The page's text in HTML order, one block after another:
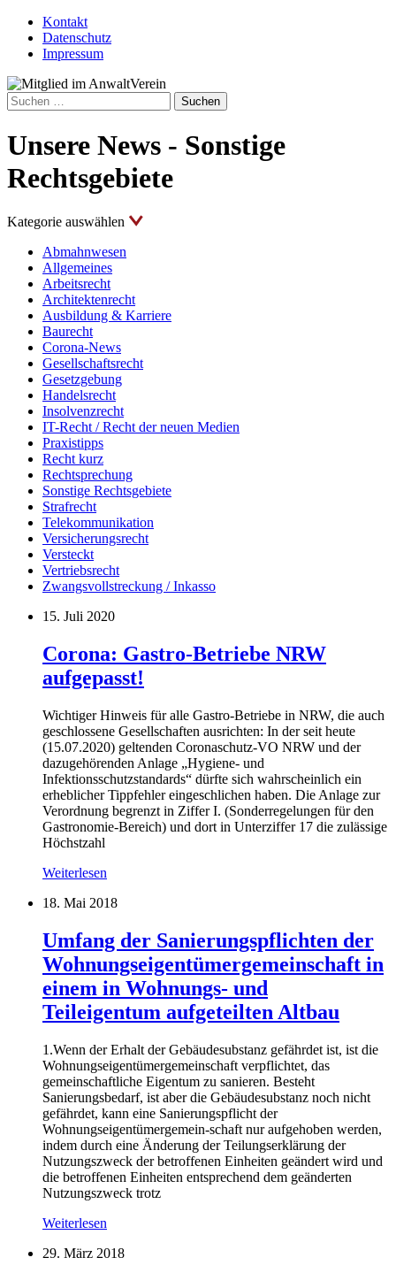
Kontakt
Datenschutz
Impressum
Suchen
nach:
Unsere News - Sonstige
Rechtsgebiete
Kategorie auswählen
Abmahnwesen
Allgemeines
Arbeitsrecht
Architektenrecht
Ausbildung & Karriere
Baurecht
Corona-News
Gesellschaftsrecht
Gesetzgebung
Handelsrecht
Insolvenzrecht
IT-Recht / Recht der neuen Medien
Praxistipps
Recht kurz
Rechtsprechung
Sonstige Rechtsgebiete
Strafrecht
Telekommunikation
Versicherungsrecht
Versteckt
Vertriebsrecht
Zwangsvollstreckung / Inkasso
15. Juli 2020
Corona: Gastro-Betriebe NRW
aufgepasst!
Wichtiger Hinweis für alle Gastro-Betriebe in NRW, die auch
geschlossene Gesellschaften ausrichten: In der seit heute
(15.07.2020) geltenden Coronaschutz-VO NRW und der
dazugehörenden Anlage „Hygiene- und
Infektionsschutzstandards“ dürfte sich wahrscheinlich ein
erheblicher Tippfehler eingeschlichen haben. Die Anlage zur
Verordnung begrenzt in Ziffer I. (Sonderregelungen für den
Gastronomie-Bereich) und dort in Unterziffer 17 die zulässige
Höchstzahl
Weiterlesen
18. Mai 2018
Umfang der Sanierungspflichten der
Wohnungseigentümergemeinschaft in
einem in Wohnungs- und
Teileigentum aufgeteilten Altbau
1.Wenn der Erhalt der Gebäudesubstanz gefährdet ist, ist die
Wohnungseigentümergemeinschaft verpflichtet, das
gemeinschaftliche Eigentum zu sanieren. Besteht
Sanierungsbedarf, ist aber die Gebäudesubstanz noch nicht
gefährdet, kann eine Sanierungspflicht der
Wohnungseigentümergemein-schaft nur aufgehoben werden,
indem durch eine Änderung der Teilungserklärung der
Nutzungszweck der betroffenen Einheiten geändert wird und
die betroffenen Einheiten entsprechend dem geänderten
Nutzungszweck trotz
Weiterlesen
29. März 2018